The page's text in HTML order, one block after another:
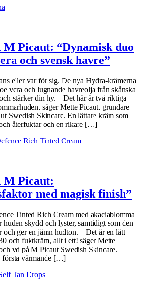
Picaut: “Dynamisk duo
och svensk havre”
eller var för sig. De nya Hydra-krämerna
vera och lugnande havreolja från skånska
stärker din hy. – Det här är två riktiga
säger Mette Picaut, grundare
Swedish Skincare. En lättare kräm som
återfuktar och en rikare […]
M Picaut:
med magisk finish”
Tinted Rich Cream med akaciablomma
huden skydd och lyster, samtidigt som den
och ger en jämn hudton. – Det är en lätt
och fuktkräm, allt i ett! säger Mette
vd på M Picaut Swedish Skincare.
första värmande […]